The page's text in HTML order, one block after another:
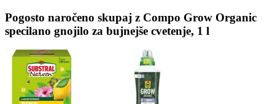
Pogosto naročeno skupaj z Compo Grow Organic
specilano gnojilo za bujnejše cvetenje, 1 l